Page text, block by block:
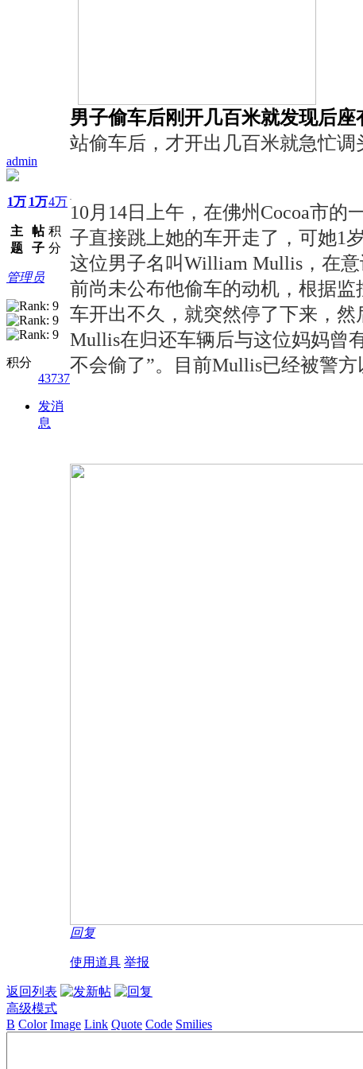
admin
1万
主
题
1万
帖
子
4万
积
分
管理员
积分
43737
发消
息
男子偷车后刚开几百米就发现后
站偷车后，才开出几百米就急忙调
10月14日上午，在佛州Cocoa市
子直接跳上她的车开走了，可她1
这位男子名叫William Mullis，在
前尚未公布他偷车的动机，根据
车开出不久，就突然停了下来，然
Mullis在归还车辆后与这位妈妈曾
不会偷了”。目前Mullis已经被警
回复
使用道具 举报
返回列表
高级模式
B Color Image Link Quote Code Smilies